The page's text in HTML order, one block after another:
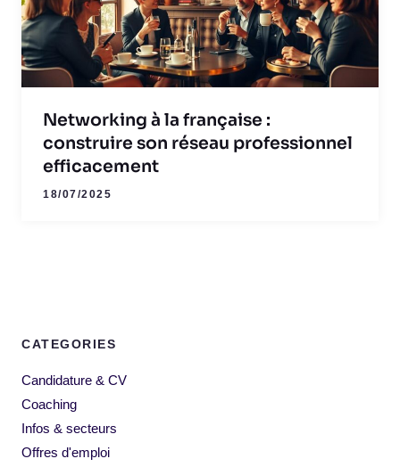
Networking à la française :
construire son réseau professionnel
efficacement
18/07/2025
CATEGORIES
Candidature & CV
Coaching
Infos & secteurs
Offres d'emploi